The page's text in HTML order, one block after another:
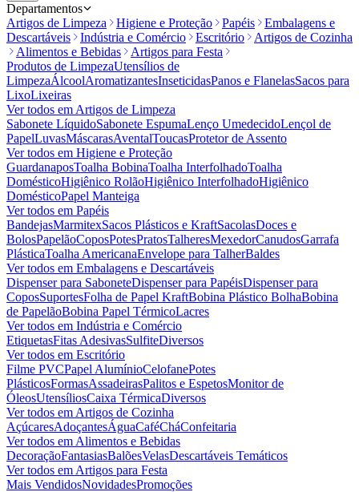
Departamentos
Artigos de Limpeza
Higiene e Proteção Papéis
Embalagens e
Descartáveis
Indústria e Comércio Escritório
Artigos de Cozinha
Alimentos e Bebidas
Artigos para Festa
Produtos de LimpezaUtensílios de
LimpezaÁlcoolAromatizantesInseticidasPanos e FlanelasSacos para
LixoLixeiras
Ver todos em Artigos de Limpeza
Sabonete LíquidoSabonete EspumaLenço UmedecidoLençol de
PapelLuvasMáscarasAventalToucasProtetor de Assento
Ver todos em Higiene e Proteção
GuardanaposToalha BobinaToalha InterfolhadoToalha
DomésticoHigiênico RolãoHigiênico InterfolhadoHigiênico
DomésticoPapel Manteiga
Ver todos em Papéis
BandejasMarmitexSacos Plásticos e KraftSacolasDoces e
BolosPapelãoCoposPotesPratosTalheresMexedorCanudosGarrafa
PlásticaToalha AmericanaEnvelope para TalherBaldes
Ver todos em Embalagens e Descartáveis
Dispenser para SaboneteDispenser para PapéisDispenser para
CoposSuportesFolha de Papel KraftBobina Plástico BolhaBobina
de PapelãoBobina Papel TérmicoLacres
Ver todos em Indústria e Comércio
EtiquetasFitas AdesivasSulfiteDiversos
Ver todos em Escritório
Filme PVCPapel AlumínioCelofanePotes
PlásticosFormasAssadeirasPalitos e EspetosMonitor de
ÓleosUtensíliosCaixa TérmicaDiversos
Ver todos em Artigos de Cozinha
AçúcaresAdoçantesÁguaCaféCháConfeitaria
Ver todos em Alimentos e Bebidas
DecoraçãoFantasiasBalõesVelasDescartáveis Temáticos
Ver todos em Artigos para Festa
Mais VendidosNovidadesPromoções